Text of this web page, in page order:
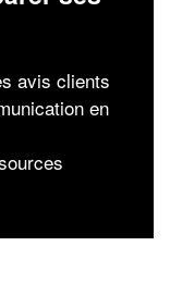
avis clients
en